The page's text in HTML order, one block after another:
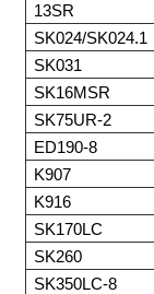
13SR
SK024/SK024.1
SK031
SK16MSR
SK75UR-2
ED190-8
K907
K916
SK170LC
SK260
SK350LC-8